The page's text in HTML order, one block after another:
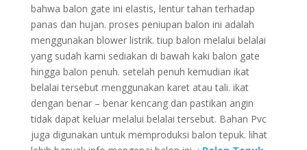
bahwa balon gate ini elastis, lentur tahan terhadap
panas dan hujan. proses peniupan balon ini adalah
menggunakan blower listrik. tiup balon melalui belalai
yang sudah kami sediakan di bawah kaki balon gate
hingga balon penuh. setelah penuh kemudian ikat
belalai tersebut menggunakan karet atau tali. ikat
dengan benar – benar kencang dan pastikan angin
tidak dapat keluar melalui belalai tersebut. Bahan Pvc
juga digunakan untuk memproduksi balon tepuk. lihat